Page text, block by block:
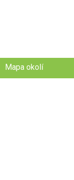
Mapa okolí